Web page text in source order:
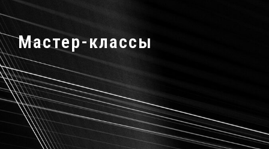
Мастер-классы